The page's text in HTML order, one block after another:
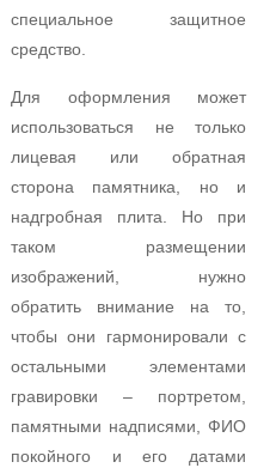
специальное защитное
средство.
Для оформления может
использоваться не только
лицевая или обратная
сторона памятника, но и
надгробная плита. Но при
таком размещении
изображений, нужно
обратить внимание на то,
чтобы они гармонировали с
остальными элементами
гравировки – портретом,
памятными надписями, ФИО
покойного и его датами